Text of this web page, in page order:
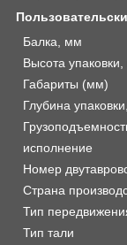
Балка, мм
Высота
Габариты (мм)
Глубина
исполнение
Номер
Страна
Тип
Тип тали